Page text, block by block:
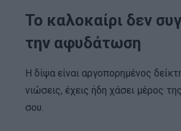
Το καλοκαίρι δεν
την αφυδάτωση
Η δίψα είναι αργοπορημένος
νιώσεις, έχεις ήδη χάσει μέρος
σου.